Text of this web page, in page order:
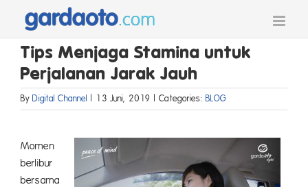
content
Tips Menjaga Stamina untuk
Perjalanan Jarak Jauh
By Digital Channel | 13 Juni, 2019 | Categories: BLOG
Momen
berlibur
bersama